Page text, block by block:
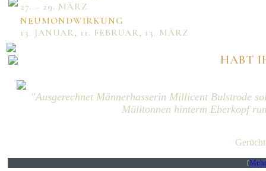
einmal heftige Schneeschauer, bei
27. – 29. MÄRZ
NEUMONDWIRKUNG
13. JANUAR, 11. FEBRUAR, 13. MÄRZ
HABT
"Ausgerechnet Männerhasserin Millicent Bulstrode
Mülltonnen hinterm Eberkopf
[